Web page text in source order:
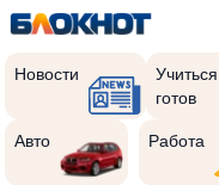
Новости
Учиться
готов
Авто Работа